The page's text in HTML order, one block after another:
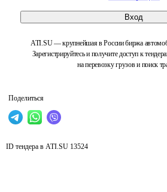
Вход
ATI.SU — крупнейшая в России биржа
Зарегистрируйтесь и получите доступ к
на перевозку грузов и поиск
Поделиться
ID тендера в ATI.SU 13524